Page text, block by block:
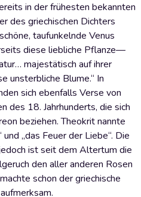
in der frühesten bekannten
des griechischen Dichters
taufunkelnde Venus
diese liebliche Pflanze—
majestätisch auf ihrer
unsterbliche Blume.“ In
sich ebenfalls Verse von
des 18. Jahrhunderts, die sich
beziehen. Theokrit nannte
„das Feuer der Liebe“. Die
ist seit dem Altertum die
den aller anderen Rosen
schon der griechische